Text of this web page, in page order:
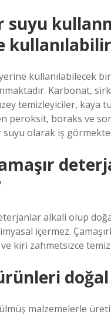
suyu
kullanılabilecek
Karbonat,
temizleyiciler, kaya
peroksit, boraks ve
suyu olarak iş
alkali olup
içermez.
kiri zahmetsizce
doğal
malzemelerle